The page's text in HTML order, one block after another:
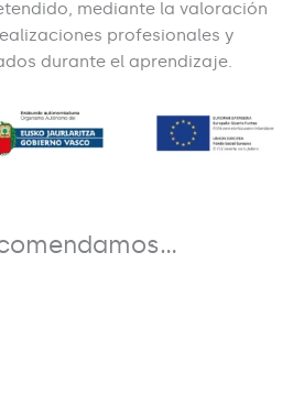
mediante la valoración
profesionales y
durante el aprendizaje.